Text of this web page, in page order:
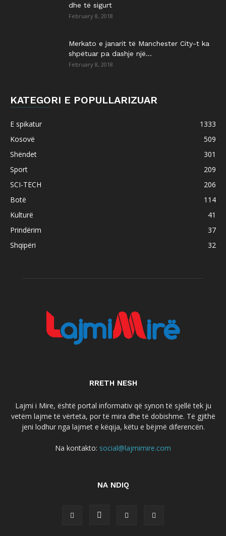
dhe të sigurt
February 8, 2018
Merkato e janarit të Manchester City-t ka
shpëtuar pa dashje një...
February 8, 2018
KATEGORI E POPULLARIZUAR
E spikatur
1333
Kosovë
509
Shëndet
301
Sport
209
SCI-TECH
206
Botë
114
Kulturë
41
Prindërim
37
Shqipëri
32
RRETH NESH
Lajmi i Mire, është portal informativ që synon të sjellë tek ju
vetëm lajme të vërteta, por të mira dhe të dobishme. Të gjithë
jeni lodhur nga lajmet e këqija, këtu e bëjmë diferencën.
Na kontakto: social@lajmimire.com
NA NDIQ